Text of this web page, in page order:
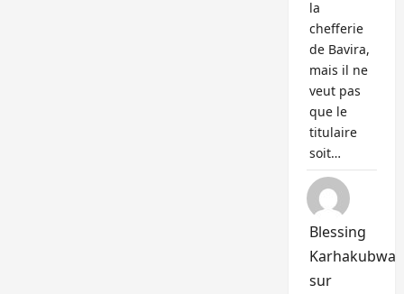
la
chefferie
de Bavira,
mais il ne
veut pas
que le
titulaire
soit…
Blessing
Karhakubwa
sur